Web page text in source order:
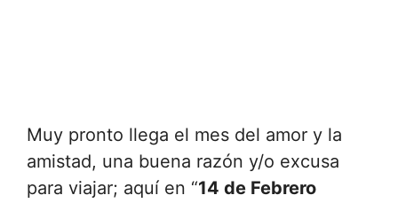
Muy pronto llega el mes del amor y la
amistad, una buena razón y/o excusa
para viajar; aquí en “14 de Febrero